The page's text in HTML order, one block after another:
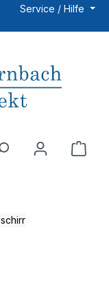
Service / Hilfe